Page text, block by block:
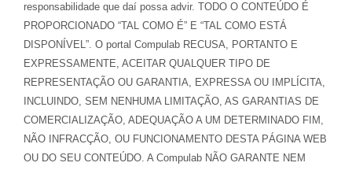
responsabilidade que daí possa advir. TODO O CONTEÚDO É
PROPORCIONADO “TAL COMO É” E “TAL COMO ESTÁ
DISPONÍVEL”. O portal Compulab RECUSA, PORTANTO E
EXPRESSAMENTE, ACEITAR QUALQUER TIPO DE
REPRESENTAÇÃO OU GARANTIA, EXPRESSA OU IMPLÍCITA,
INCLUINDO, SEM NENHUMA LIMITAÇÃO, AS GARANTIAS DE
COMERCIALIZAÇÃO, ADEQUAÇÃO A UM DETERMINADO FIM,
NÃO INFRACÇÃO, OU FUNCIONAMENTO DESTA PÁGINA WEB
OU DO SEU CONTEÚDO. A Compulab NÃO GARANTE NEM